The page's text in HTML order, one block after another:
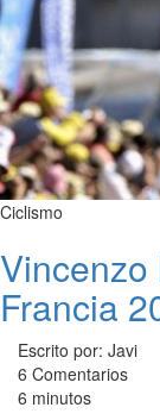
Ciclismo
Francia
Escrito por: Javi
6 Comentarios
6 minutos